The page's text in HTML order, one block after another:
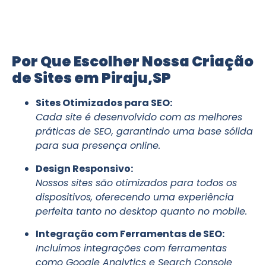
Por Que Escolher Nossa Criação
de Sites em Piraju,SP
Sites Otimizados para SEO:
Cada site é desenvolvido com as melhores
práticas de SEO, garantindo uma base sólida
para sua presença online.
Design Responsivo:
Nossos sites são otimizados para todos os
dispositivos, oferecendo uma experiência
perfeita tanto no desktop quanto no mobile.
Integração com Ferramentas de SEO:
Incluímos integrações com ferramentas